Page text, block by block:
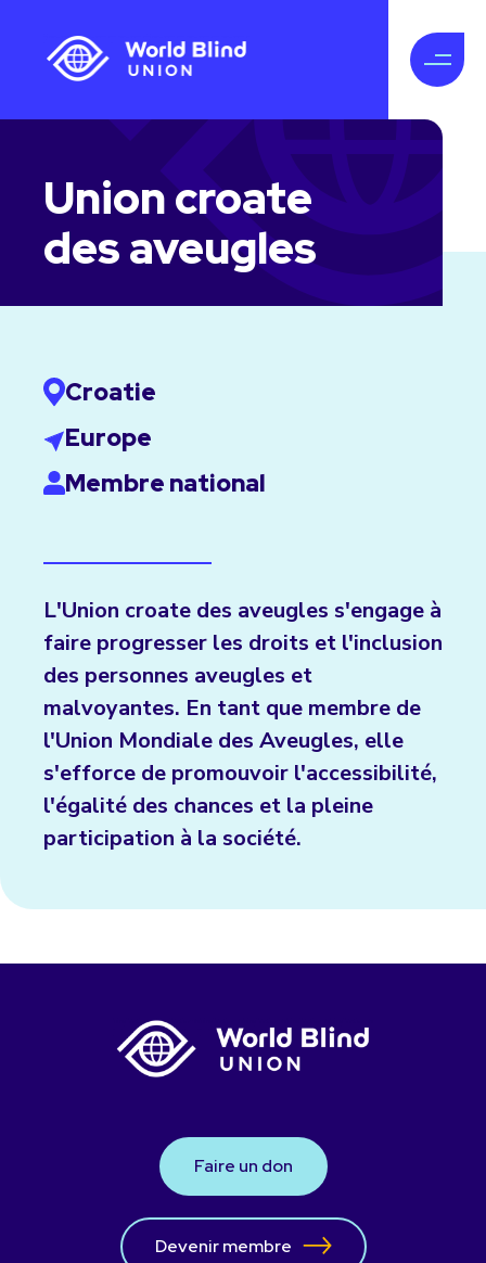
Union croate
des aveugles
Croatie
Europe
Membre national
L'Union croate des aveugles s'engage à
faire progresser les droits et l'inclusion
des personnes aveugles et
malvoyantes. En tant que membre de
l'Union Mondiale des Aveugles, elle
s'efforce de promouvoir l'accessibilité,
l'égalité des chances et la pleine
participation à la société.
Faire un don
Devenir membre